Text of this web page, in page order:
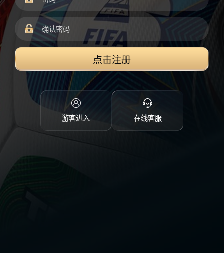
点击注册
游客进入 在线客服